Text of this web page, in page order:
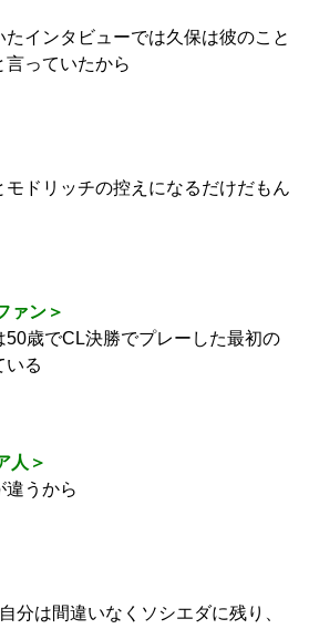
ンタビューでは久保は彼のこと
言っていたから
ドリッチの控えになるだけだもん
ァン＞
CL決勝でプレーした最初の
いる
人＞
から
分は間違いなくソシエダに残り、